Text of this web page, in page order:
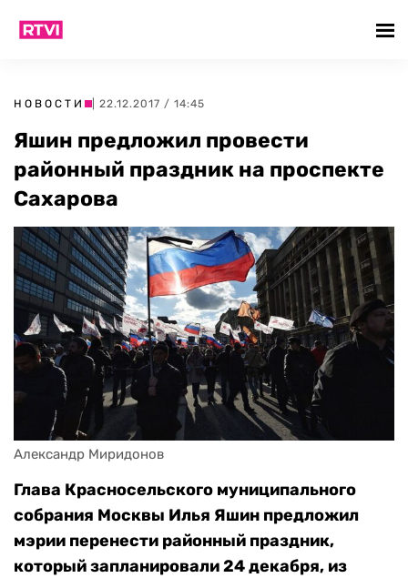
НОВОСТИ | 22.12.2017 / 14:45
Яшин предложил провести
районный праздник на проспекте
Сахарова
Александр Миридонов
Глава Красносельского муниципального
собрания Москвы Илья Яшин предложил
мэрии перенести районный праздник,
который запланировали 24 декабря, из